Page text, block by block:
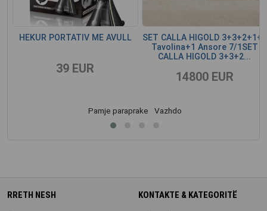
HEKUR PORTATIV ME AVULL
39 EUR
SET CALLA HIGOLD 3+3+2+1+2
Tavolina+1 Ansore 7/1SET
CALLA HIGOLD 3+3+2...
14800 EUR
Pamje paraprake Vazhdo
RRETH NESH KONTAKTE & KATEGORITË